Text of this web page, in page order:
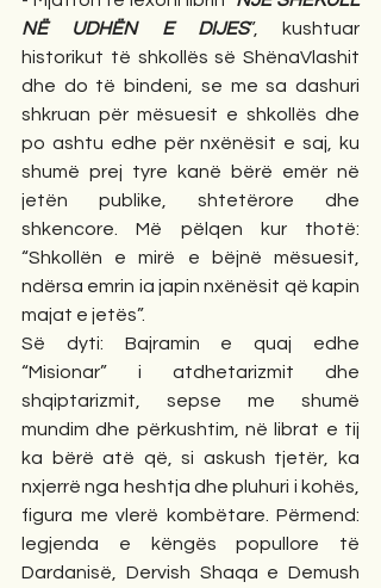
NË UDHËN E DIJES”, kushtuar
historikut të shkollës së ShënaVlashit
dhe do të bindeni, se me sa dashuri
shkruan për mësuesit e shkollës dhe
po ashtu edhe për nxënësit e saj, ku
shumë prej tyre kanë bërë emër në
jetën publike, shtetërore dhe
shkencore. Më pëlqen kur thotë:
“Shkollën e mirë e bëjnë mësuesit,
ndërsa emrin ia japin nxënësit që kapin
majat e jetës”.
Së dyti: Bajramin e quaj edhe
“Misionar” i atdhetarizmit dhe
shqiptarizmit, sepse me shumë
mundim dhe përkushtim, në librat e tij
ka bërë atë që, si askush tjetër, ka
nxjerrë nga heshtja dhe pluhuri i kohës,
figura me vlerë kombëtare. Përmend:
legjenda e këngës popullore të
Dardanisë, Dervish Shaqa e Demush